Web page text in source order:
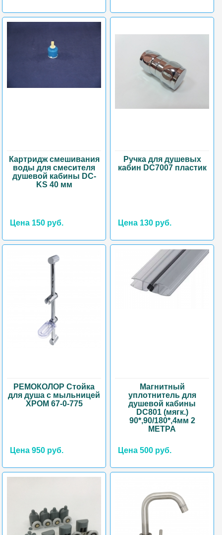
Картридж смешивания
воды для смесителя
душевой кабины DC-
KS 40 мм
Цена 150 руб.
Ручка для душевых
кабин DC7007 пластик
Цена 130 руб.
РЕМОКОЛОР Стойка
для душа с мыльницей
ХРОМ 67-0-775
Цена 950 руб.
Магнитный
уплотнитель для
душевой кабины
DC801 (мягк.)
90*,90/180*,4мм 2
МЕТРА
Цена 500 руб.